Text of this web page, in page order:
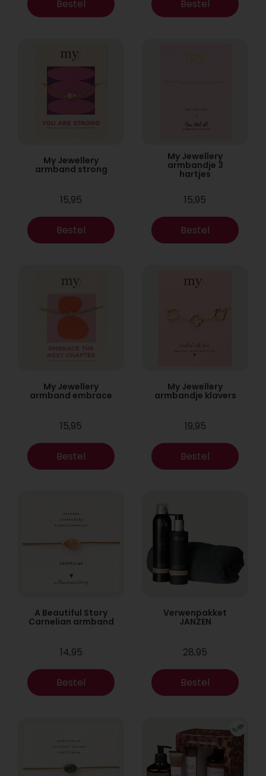
Bestel Bestel
My Jewellery
armband strong
15,95
Bestel
My Jewellery
armbandje 3
hartjes
15,95
Bestel
My Jewellery
armband embrace
15,95
Bestel
My Jewellery
armbandje klavers
19,95
Bestel
A Beautiful Story
Carnelian armband
14,95
Bestel
Verwenpakket
JANZEN
28,95
Bestel